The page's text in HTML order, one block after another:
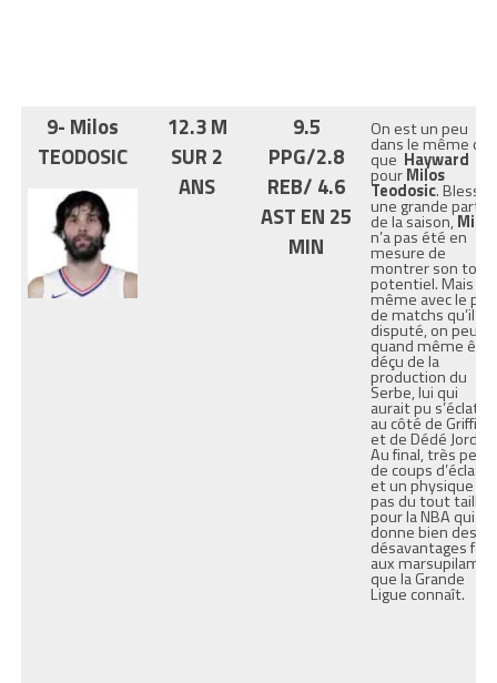
9- Milos
TEODOSIC
12.3 M
SUR 2
ANS
9.5
PPG/2.8
REB/ 4.6
AST EN 25
MIN
On est un peu
dans le même cas
que Hayward
pourMilos
Teodosic. Blessé
une grande partie
de la saison,Milos
n’a pas été en
mesure de
montrer son total
potentiel. Mais
même avec le peu
de matchs qu’il a
disputé, on peut
quand même être
déçu de la
production du
Serbe, lui qui
aurait pu s’éclater
au côté de Griffin
et de Dédé
Au final, très peu
de coups d’éclats
et un physique
pas du tout taillé
pour la NBA qui lui
donne bien des
désavantages
aux marsupilamis
que la Grande
Ligue connaît.